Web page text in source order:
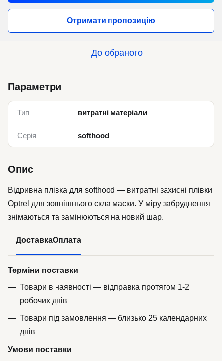
Отримати пропозицію
До обраного
Параметри
Тип витратні матеріали
Серія softhood
Опис
Відривна плівка для softhood — витратні захисні плівки
Optrel для зовнішнього скла маски. У міру забруднення
знімаються та замінюються на новий шар.
ДоставкаОплата
Терміни поставки
Товари в наявності — відправка протягом 1-2
робочих днів
Товари під замовлення — близько 25 календарних
днів
Умови поставки